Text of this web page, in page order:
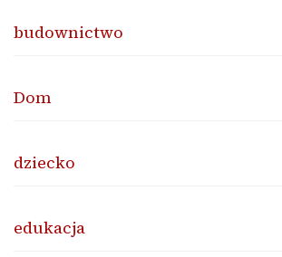
budownictwo
Dom
dziecko
edukacja